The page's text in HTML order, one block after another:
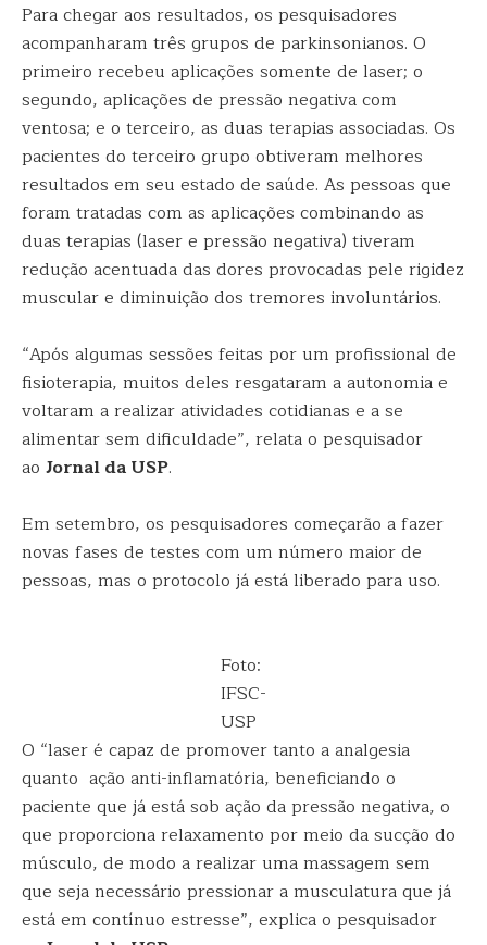
Para chegar aos resultados, os pesquisadores
acompanharam três grupos de parkinsonianos. O
primeiro recebeu aplicações somente de laser; o
segundo, aplicações de pressão negativa com
ventosa; e o terceiro, as duas terapias associadas. Os
pacientes do terceiro grupo obtiveram melhores
resultados em seu estado de saúde. As pessoas que
foram tratadas com as aplicações combinando as
duas terapias (laser e pressão negativa) tiveram
redução acentuada das dores provocadas pele rigidez
muscular e diminuição dos tremores involuntários.
“Após algumas sessões feitas por um profissional de
fisioterapia, muitos deles resgataram a autonomia e
voltaram a realizar atividades cotidianas e a se
alimentar sem dificuldade”, relata o pesquisador
ao Jornal da USP.
Em setembro, os pesquisadores começarão a fazer
novas fases de testes com um número maior de
pessoas, mas o protocolo já está liberado para uso.
Foto:
IFSC-
USP
O “laser é capaz de promover tanto a analgesia
quanto ação anti-inflamatória, beneficiando o
paciente que já está sob ação da pressão negativa, o
que proporciona relaxamento por meio da sucção do
músculo, de modo a realizar uma massagem sem
que seja necessário pressionar a musculatura que já
está em contínuo estresse”, explica o pesquisador